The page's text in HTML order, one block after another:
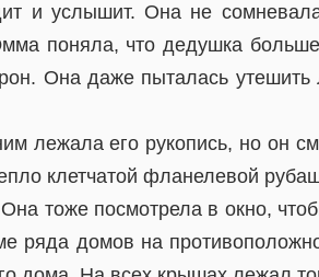
и услышит. Она не
поняла, что дедушка
Она даже пыталась утешить
лежала его рукопись, но он
клетчатой фланелевой
тоже посмотрела в окно,
ряда домов на